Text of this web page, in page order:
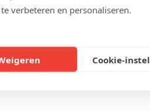
verbeteren en personaliseren.
Cookie-